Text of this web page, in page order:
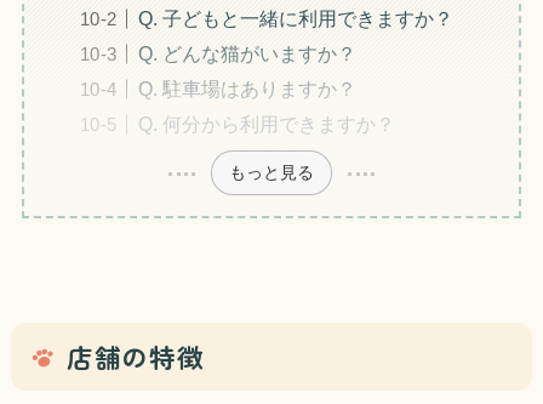
Q. 子どもと一緒に利用できますか？
Q. どんな猫がいますか？
Q. 駐車場はありますか？
Q. 何分から利用できますか？
もっと見る
店舗の特徴